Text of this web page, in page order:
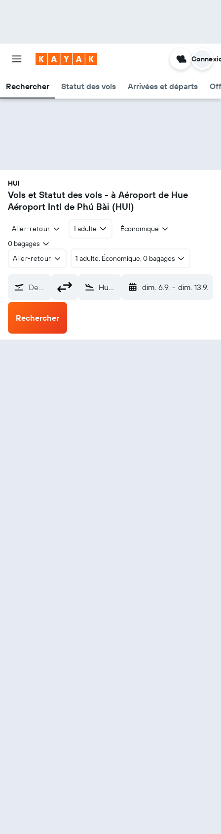
Rechercher Statut des vols Arrivées et départs
HUI
Vols et Statut des vols - à Aéroport de Hue
Aéroport Intl de Phú Bài (HUI)
Aller-retour 1 adulte
Économique
0 bagages
Aller-retour
1 adulte, Économique, 0 bagages
De… Hue Aéroport Intl de Phú Bài (HUI) dim. 6.9. - dim. 13.9.
Rechercher